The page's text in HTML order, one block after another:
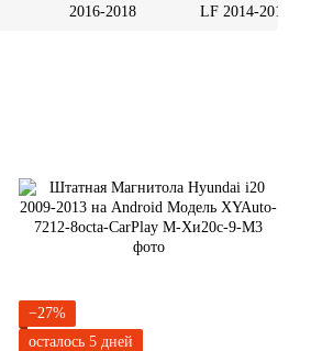
2016-2018
LF 2014-2017
−27%
осталось 5 дней